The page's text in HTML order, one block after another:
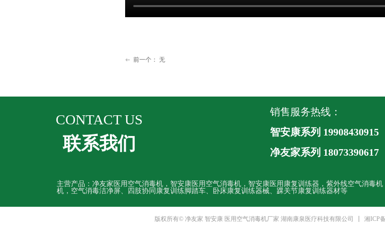
ꂃ 前一个： 无
销售服务热线：
智安康系列 19908430915
净友家系列 18073390617
CONTACT US
联系我们
主营产品：净友家医用空气消毒机，智安康医用空气消毒机，智安康医用康复训练器，紫外线空气消毒
机，空气消毒洁净屏、四肢协同康复训练脚踏车、卧床康复训练器械、踝关节康复训练器材等
版权所有© 净友家 智安康 医用空气消毒机厂家 湖南康泉医疗科技有限公司 湘ICP